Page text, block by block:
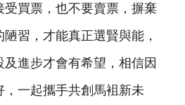
受買票，也不要賣票，摒棄
習，才能真正選賢與能，
進步才會有希望，相信因
一起攜手共創馬袓新未